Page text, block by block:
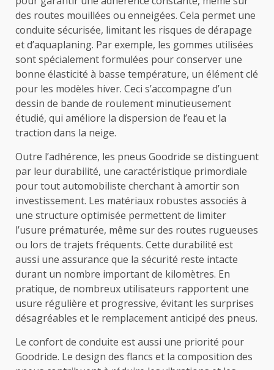
des routes mouillées ou enneigées. Cela permet une
conduite sécurisée, limitant les risques de dérapage
et d’aquaplaning. Par exemple, les gommes utilisées
sont spécialement formulées pour conserver une
bonne élasticité à basse température, un élément clé
pour les modèles hiver. Ceci s’accompagne d’un
dessin de bande de roulement minutieusement
étudié, qui améliore la dispersion de l’eau et la
traction dans la neige.
Outre l’adhérence, les pneus Goodride se distinguent
par leur durabilité, une caractéristique primordiale
pour tout automobiliste cherchant à amortir son
investissement. Les matériaux robustes associés à
une structure optimisée permettent de limiter
l’usure prématurée, même sur des routes rugueuses
ou lors de trajets fréquents. Cette durabilité est
aussi une assurance que la sécurité reste intacte
durant un nombre important de kilomètres. En
pratique, de nombreux utilisateurs rapportent une
usure régulière et progressive, évitant les surprises
désagréables et le remplacement anticipé des pneus.
Le confort de conduite est aussi une priorité pour
Goodride. Le design des flancs et la composition des